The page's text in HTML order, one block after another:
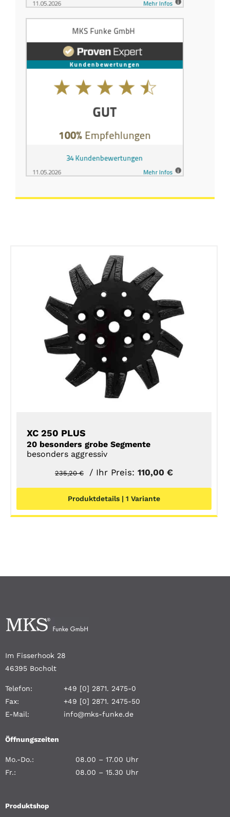
DETAILS
XC 250 PLUS
20 besonders grobe Segmente
besonders aggressiv
235,20€
Ursprünglicher
Preis
war:
235,20 €
/ Ihr Preis: 110,00 €Aktueller
Preis
110,00 €.
Produktdetails | 1 Variante
Im Fisserhook 28
46395 Bocholt
Telefon:
+49 [0] 2871. 2475-0
Fax:
+49 [0] 2871. 2475-50
E-Mail:
info@mks-funke.de
Öffnungszeiten
Mo.-Do.:
08.00 – 17.00 Uhr
Fr.:
08.00 – 15.30 Uhr
Produktshop